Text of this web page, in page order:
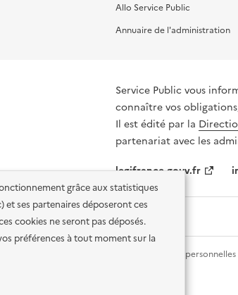
grâce aux statistiques
et ses partenaires déposeront ces
cookies ne seront pas déposés.
préférences à tout moment sur la
Allo Service Public
Annuaire de l'administration
Service Public vous
connaître vos
Il est édité par la
partenariat avec les
legifrance.gouv.fr
Données